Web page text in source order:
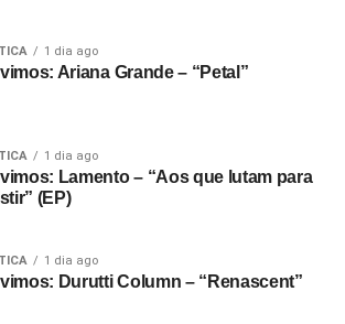
1 dia ago
Ariana Grande – “Petal”
1 dia ago
Lamento – “Aos que lutam para
(EP)
1 dia ago
Durutti Column – “Renascent”